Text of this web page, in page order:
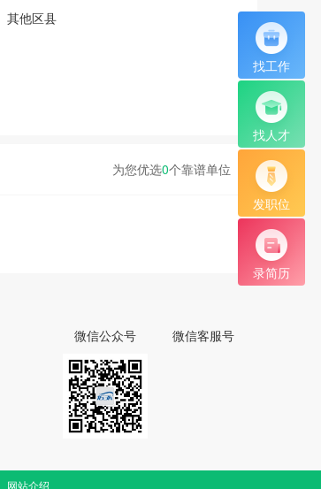
找工作
找人才
发职位
录简历
其他区县
为您优选0个靠谱单位
微信公众号 微信客服号
网站介绍